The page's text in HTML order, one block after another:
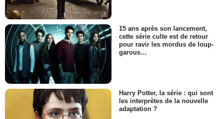
15 ans après son lancement,
cette série culte est de retour
pour ravir les mordus de loup-
garous…
Harry Potter, la série : qui sont
les interprètes de la nouvelle
adaptation ?